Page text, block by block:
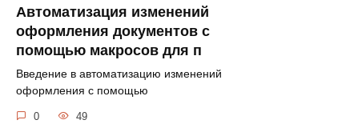
Автоматизация изменений
оформления документов с
помощью макросов для п
Введение в автоматизацию изменений
оформления с помощью
0 49